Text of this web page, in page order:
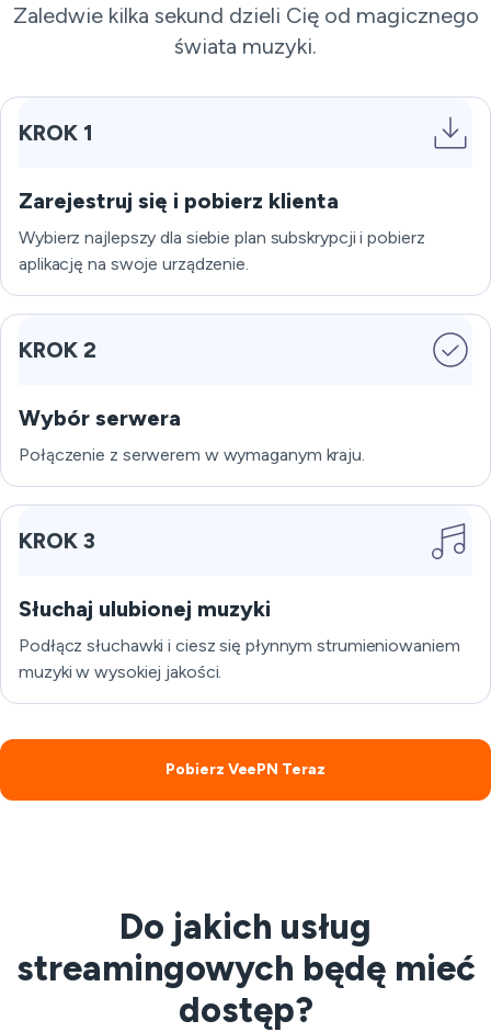
Zaledwie kilka sekund dzieli Cię od magicznego
świata muzyki.
KROK 1
Zarejestruj się i pobierz klienta
Wybierz najlepszy dla siebie plan subskrypcji i pobierz
aplikację na swoje urządzenie.
KROK 2
Wybór serwera
Połączenie z serwerem w wymaganym kraju.
KROK 3
Słuchaj ulubionej muzyki
Podłącz słuchawki i ciesz się płynnym strumieniowaniem
muzyki w wysokiej jakości.
Pobierz VeePN Teraz
Do jakich usług
streamingowych będę mieć
dostęp?